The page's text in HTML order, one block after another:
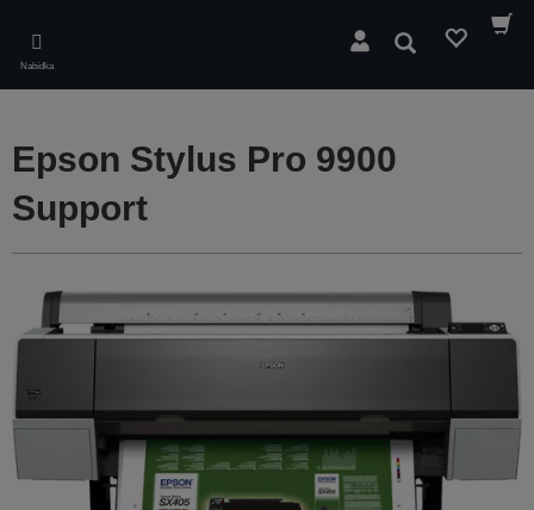
main
content
Nabídka
Hledat
Epson Stylus Pro 9900
Support